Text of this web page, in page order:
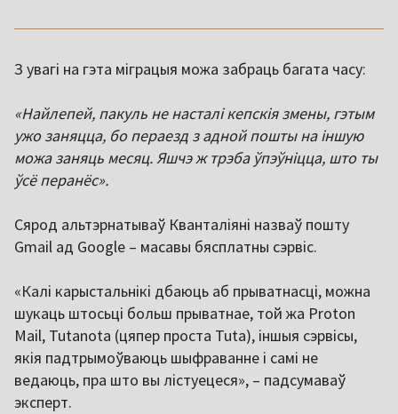
З увагі на гэта міграцыя можа забраць багата часу:
«Найлепей, пакуль не насталі кепскія змены, гэтым
ужо заняцца, бо пераезд з адной пошты на іншую
можа заняць месяц. Яшчэ ж трэба ўпэўніцца, што ты
ўсё перанёс».
Сярод альтэрнатываў Кванталіяні назваў пошту
Gmail ад Google – масавы бясплатны сэрвіс.
«Калі карыстальнікі дбаюць аб прыватнасці, можна
шукаць штосьці больш прыватнае, той жа Proton
Mail, Tutanota (цяпер проста Tuta), іншыя сэрвісы,
якія падтрымоўваюць шыфраванне і самі не
ведаюць, пра што вы лістуецеся», – падсумаваў
эксперт.